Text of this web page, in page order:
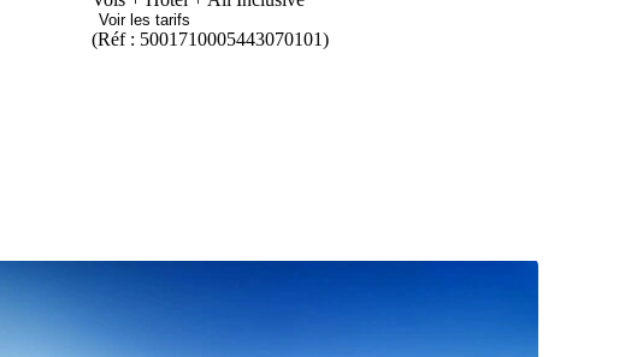
Voir les tarifs
(Réf : 5001710005443070101)